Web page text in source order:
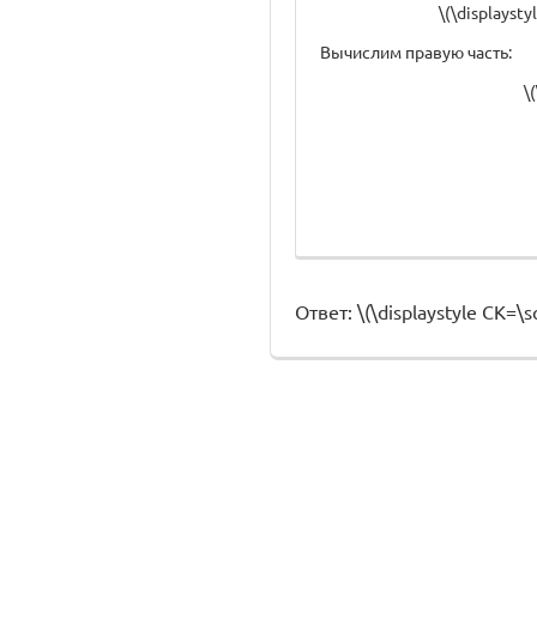
Вычислим правую часть:
Ответ: \(\displaystyle